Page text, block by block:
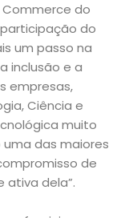
Commerce do
participação do
um passo na
inclusão e a
empresas,
Ciência e
muito
das maiores
de
ativa dela”.